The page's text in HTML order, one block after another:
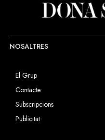
NOSALTRES
El Grup
Contacte
Subscripcions
Publicitat